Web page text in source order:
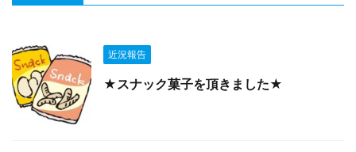
近況報告
★スナック菓子を頂きました★